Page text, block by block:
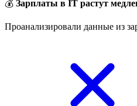
💰 Зарплаты в IT растут
Проанализировали данные из